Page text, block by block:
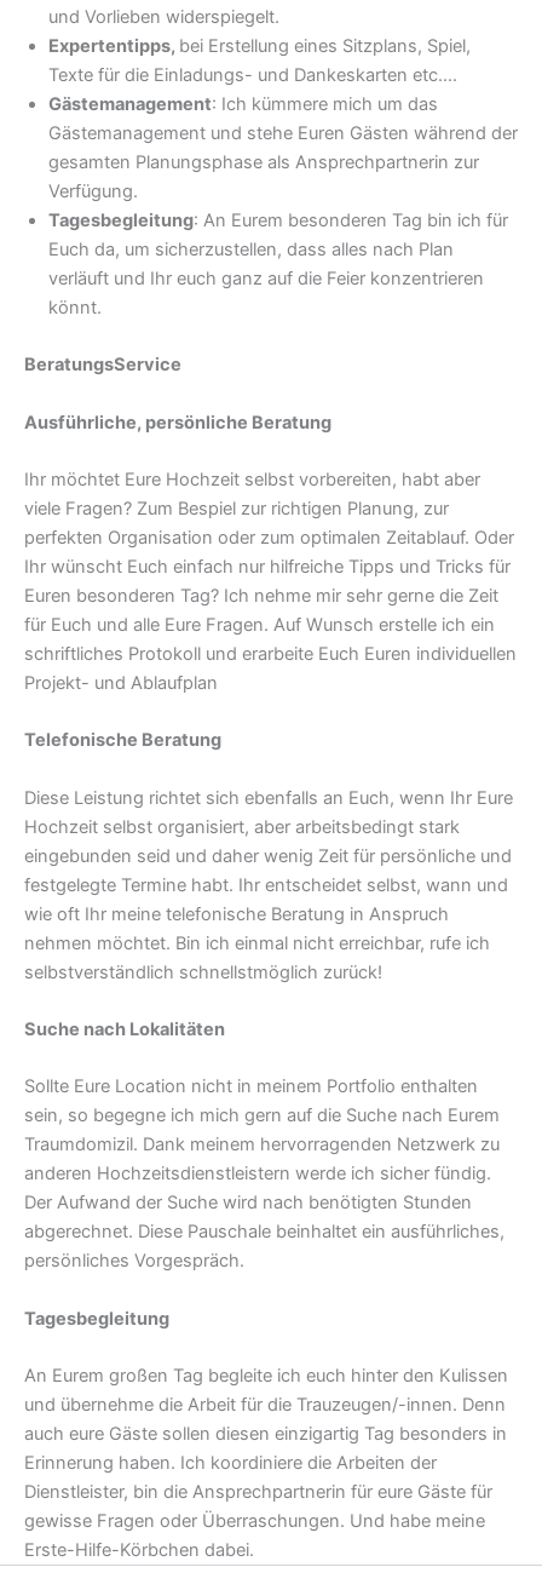
und Vorlieben widerspiegelt.
Expertentipps, bei Erstellung eines Sitzplans, Spiel,
Texte für die Einladungs- und Dankeskarten etc….
Gästemanagement: Ich kümmere mich um das
Gästemanagement und stehe Euren Gästen während der
gesamten Planungsphase als Ansprechpartnerin zur
Verfügung.
Tagesbegleitung: An Eurem besonderen Tag bin ich für
Euch da, um sicherzustellen, dass alles nach Plan
verläuft und Ihr euch ganz auf die Feier konzentrieren
könnt.
BeratungsService
Ausführliche, persönliche Beratung
Ihr möchtet Eure Hochzeit selbst vorbereiten, habt aber
viele Fragen? Zum Bespiel zur richtigen Planung, zur
perfekten Organisation oder zum optimalen Zeitablauf. Oder
Ihr wünscht Euch einfach nur hilfreiche Tipps und Tricks für
Euren besonderen Tag? Ich nehme mir sehr gerne die Zeit
für Euch und alle Eure Fragen. Auf Wunsch erstelle ich ein
schriftliches Protokoll und erarbeite Euch Euren individuellen
Projekt- und Ablaufplan
Telefonische Beratung
Diese Leistung richtet sich ebenfalls an Euch, wenn Ihr Eure
Hochzeit selbst organisiert, aber arbeitsbedingt stark
eingebunden seid und daher wenig Zeit für persönliche und
festgelegte Termine habt. Ihr entscheidet selbst, wann und
wie oft Ihr meine telefonische Beratung in Anspruch
nehmen möchtet. Bin ich einmal nicht erreichbar, rufe ich
selbstverständlich schnellstmöglich zurück!
Suche nach Lokalitäten
Sollte Eure Location nicht in meinem Portfolio enthalten
sein, so begegne ich mich gern auf die Suche nach Eurem
Traumdomizil. Dank meinem hervorragenden Netzwerk zu
anderen Hochzeitsdienstleistern werde ich sicher fündig.
Der Aufwand der Suche wird nach benötigten Stunden
abgerechnet. Diese Pauschale beinhaltet ein ausführliches,
persönliches Vorgespräch.
Tagesbegleitung
An Eurem großen Tag begleite ich euch hinter den Kulissen
und übernehme die Arbeit für die Trauzeugen/-innen. Denn
auch eure Gäste sollen diesen einzigartig Tag besonders in
Erinnerung haben. Ich koordiniere die Arbeiten der
Dienstleister, bin die Ansprechpartnerin für eure Gäste für
gewisse Fragen oder Überraschungen. Und habe meine
Erste-Hilfe-Körbchen dabei.